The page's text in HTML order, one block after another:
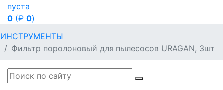
пуста
0 (₽ 0)
ИНСТРУМЕНТЫ
Фильтр поролоновый для пылесосов URAGAN, 3шт